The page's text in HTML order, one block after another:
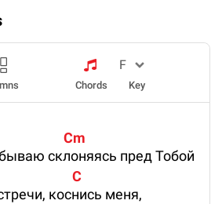
Chords Key
Cm
склоняясь пред Тобой
C
коснись меня,